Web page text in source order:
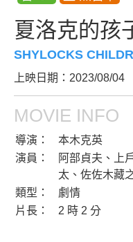
夏洛克的孩
SHYLOCKS
上映日期：2023/08/04
MOVIE INFO
導演：
本木克英
演員：
阿部貞夫、上
太、佐佐木藏
類型：
劇情
片長：
2 時 2 分